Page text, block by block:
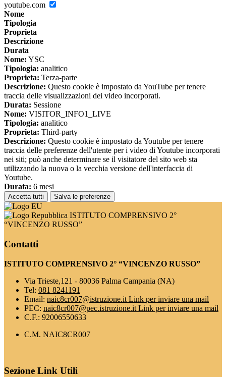
youtube.com
Nome
Tipologia
Proprieta
Descrizione
Durata
Nome: YSC
Tipologia: analitico
Proprieta: Terza-parte
Descrizione: Questo cookie è impostato da YouTube per tenere
traccia delle visualizzazioni dei video incorporati.
Durata: Sessione
Nome: VISITOR_INFO1_LIVE
Tipologia: analitico
Proprieta: Third-party
Descrizione: Questo cookie è impostato da Youtube per tenere
traccia delle preferenze dell'utente per i video di Youtube incorporati
nei siti; può anche determinare se il visitatore del sito web sta
utilizzando la nuova o la vecchia versione dell'interfaccia di
Youtube.
Durata: 6 mesi
Accetta tutti Salva le preferenze
ISTITUTO COMPRENSIVO 2°
“VINCENZO RUSSO”
Contatti
ISTITUTO COMPRENSIVO 2° “VINCENZO RUSSO”
Via Trieste,121 - 80036 Palma Campania (NA)
Tel: 081 8241191
Email: naic8cr007@istruzione.it Link per inviare una mail
PEC: naic8cr007@pec.istruzione.it Link per inviare una mail
C.F.: 92006550633
C.M. NAIC8CR007
Sezione Link Utili